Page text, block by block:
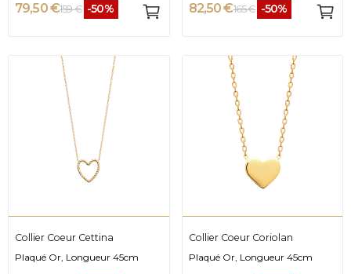
79,50 €159 € -50% 82,50 €165 € -50%
Collier Coeur Cettina
Plaqué Or, Longueur 45cm
Collier Coeur Coriolan
Plaqué Or, Longueur 45cm